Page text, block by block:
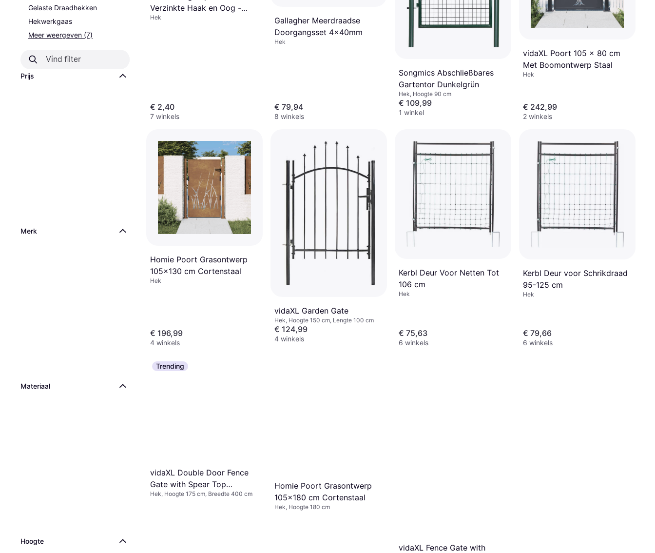
Gelaste Draadhekken
Hekwerkgaas
Meer weergeven (7)
Prijs
Merk
Materiaal
Hoogte
Verzinkte Haak en Oog -
Zwart 1 st
Hek
€ 2,40
7 winkels
Gallagher Meerdraadse
Doorgangsset 4x40mm
Hek
€ 79,94
8 winkels
Songmics Abschließbares
Gartentor Dunkelgrün
Hek, Hoogte 90 cm
€ 109,99
1 winkel
vidaXL Poort 105 x 80 cm
Met Boomontwerp Staal
Hek
€ 242,99
2 winkels
Homie Poort Grasontwerp
105x130 cm Cortenstaal
Hek
€ 196,99
4 winkels
vidaXL Garden Gate
Hek, Hoogte 150 cm, Lengte 100 cm
€ 124,99
4 winkels
Kerbl Deur Voor Netten Tot
106 cm
Hek
€ 75,63
6 winkels
Kerbl Deur voor Schrikdraad
95-125 cm
Hek
€ 79,66
6 winkels
Trending
vidaXL Double Door Fence
Gate with Spear Top
400x175cm
Hek, Hoogte 175 cm, Breedte 400 cm
Homie Poort Grasontwerp
105x180 cm Cortenstaal
Hek, Hoogte 180 cm
vidaXL Fence Gate with